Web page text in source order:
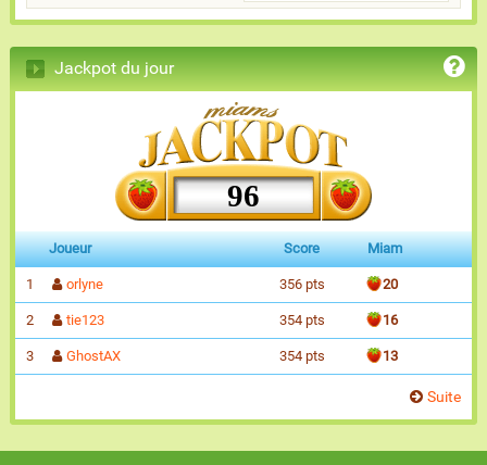
Jackpot du jour
96
Joueur Score Miam
1 orlyne 356 pts 20
2 tie123 354 pts 16
3 GhostAX 354 pts 13
Suite